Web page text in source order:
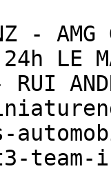
-
LE
RUI